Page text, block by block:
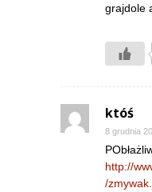
grajdole
któś
8 grudnia
http://
/